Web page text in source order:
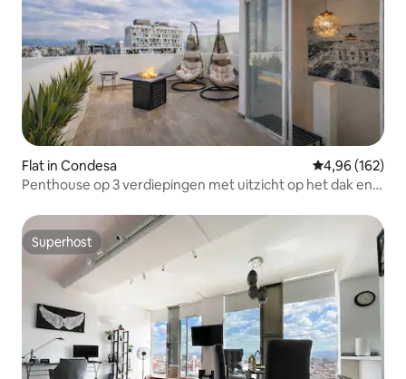
Flat in Condesa Gemiddelde
4,96 (162)
Penthouse op 3 verdiepingen met uitzicht op het dak en
Superhost
Superhost